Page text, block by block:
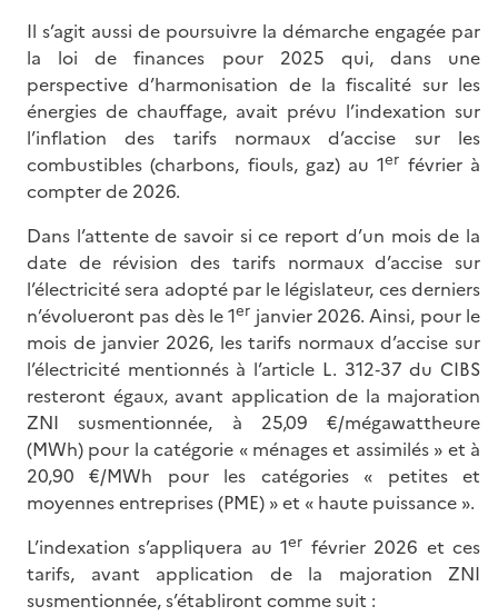
Il s’agit aussi de poursuivre la démarche engagée par
la loi de finances pour 2025 qui, dans une
perspective d’harmonisation de la fiscalité sur les
énergies de chauffage, avait prévu l’indexation sur
l’inflation des tarifs normaux d’accise sur les
combustibles (charbons, fiouls, gaz) au 1er février à
compter de 2026.
Dans l’attente de savoir si ce report d’un mois de la
date de révision des tarifs normaux d’accise sur
l’électricité sera adopté par le législateur, ces derniers
n’évolueront pas dès le 1er janvier 2026. Ainsi, pour le
mois de janvier 2026, les tarifs normaux d’accise sur
l’électricité mentionnés à l’article L. 312‑37 du CIBS
resteront égaux, avant application de la majoration
ZNI susmentionnée, à 25,09 €/mégawattheure
(MWh) pour la catégorie « ménages et assimilés » et à
20,90 €/MWh pour les catégories « petites et
moyennes entreprises (PME) » et « haute puissance ».
L’indexation s’appliquera au 1er février 2026 et ces
tarifs, avant application de la majoration ZNI
susmentionnée, s’établiront comme suit :